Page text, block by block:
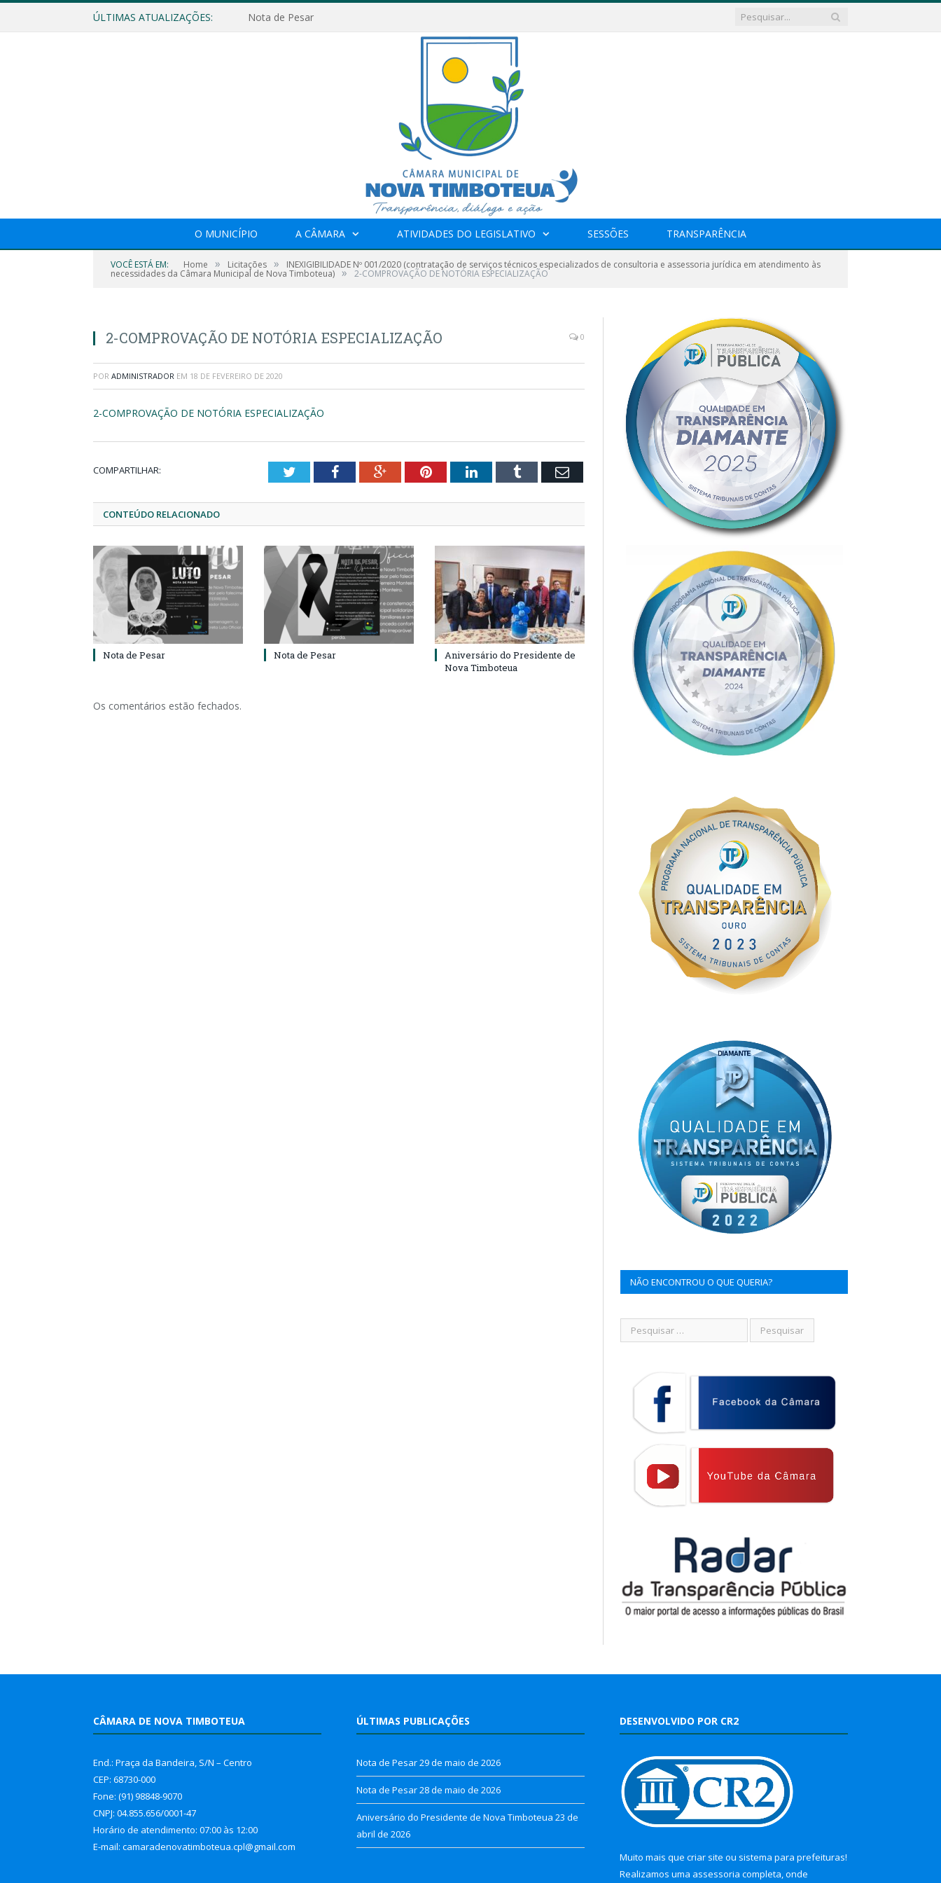
ÚLTIMAS ATUALIZAÇÕES: Nota de Pesar
O MUNICÍPIO A CÂMARA ATIVIDADES DO LEGISLATIVO SESSÕES TRANSPARÊNCIA
VOCÊ ESTÁ EM: Home » Licitações » INEXIGIBILIDADE Nº 001/2020 (contratação de serviços técnicos especializados de consultoria e assessoria jurídica em atendimento às
necessidades da Câmara Municipal de Nova Timboteua) » 2-COMPROVAÇÃO DE NOTÓRIA ESPECIALIZAÇÃO
2-COMPROVAÇÃO DE NOTÓRIA ESPECIALIZAÇÃO 0
POR ADMINISTRADOR EM 18 DE FEVEREIRO DE 2020
2-COMPROVAÇÃO DE NOTÓRIA ESPECIALIZAÇÃO
COMPARTILHAR: TwitterFacebookGoogle+PinterestLinkedInTumblr Email
CONTEÚDO RELACIONADO
Nota de Pesar Nota de Pesar
Aniversário do Presidente de
Nova Timboteua
Os comentários estão fechados.
NÃO ENCONTROU O QUE QUERIA?
CÂMARA DE NOVA TIMBOTEUA
End.: Praça da Bandeira, S/N – Centro
CEP: 68730-000
Fone: (91) 98848-9070
CNPJ: 04.855.656/0001-47
Horário de atendimento: 07:00 às 12:00
E-mail: camaradenovatimboteua.cpl@gmail.com
ÚLTIMAS PUBLICAÇÕES
Nota de Pesar29 de maio de 2026
Nota de Pesar28 de maio de 2026
Aniversário do Presidente de Nova Timboteua 23 de
abril de 2026
DESENVOLVIDO POR CR2
Muito mais que criar site ou sistema para prefeituras!
Realizamos uma assessoria completa, onde